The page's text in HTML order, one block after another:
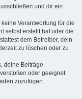
und dir ein
Verantwortung für die
selbst erstellt hat oder die
dem Betreiber, dein
zu löschen oder zu
deine Beiträge
oder geeignet
zuzufügen.